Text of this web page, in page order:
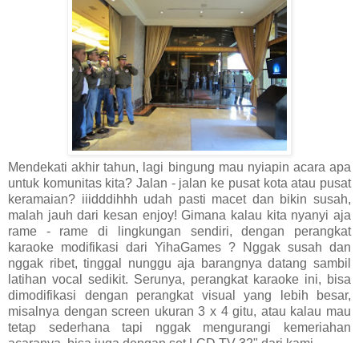
Mendekati akhir tahun, lagi bingung mau nyiapin acara apa
untuk komunitas kita? Jalan - jalan ke pusat kota atau pusat
keramaian? iiidddihhh udah pasti macet dan bikin susah,
malah jauh dari kesan enjoy! Gimana kalau kita nyanyi aja
rame - rame di lingkungan sendiri, dengan perangkat
karaoke modifikasi dari YihaGames ? Nggak susah dan
nggak ribet, tinggal nunggu aja barangnya datang sambil
latihan vocal sedikit. Serunya, perangkat karaoke ini, bisa
dimodifikasi dengan perangkat visual yang lebih besar,
misalnya dengan screen ukuran 3 x 4 gitu, atau kalau mau
tetap sederhana tapi nggak mengurangi kemeriahan